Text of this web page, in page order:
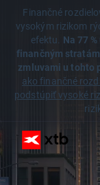
Finančné
vysokým rizikom
efektu. Na 77
finančným
zmluvami u tohto
ako finančné
podstúpiť vysoké